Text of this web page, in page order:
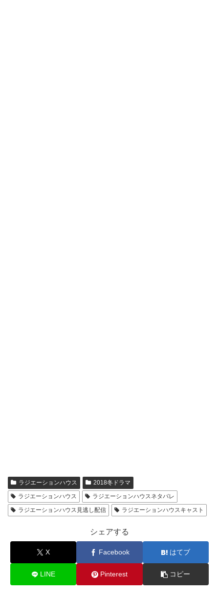
ラジエーションハウス
2018冬ドラマ
ラジエーションハウス
ラジエーションハウスネタバレ
ラジエーションハウス見逃し配信
ラジエーションハウスキャスト
シェアする
X Facebook はてブ
LINE Pinterest コピー